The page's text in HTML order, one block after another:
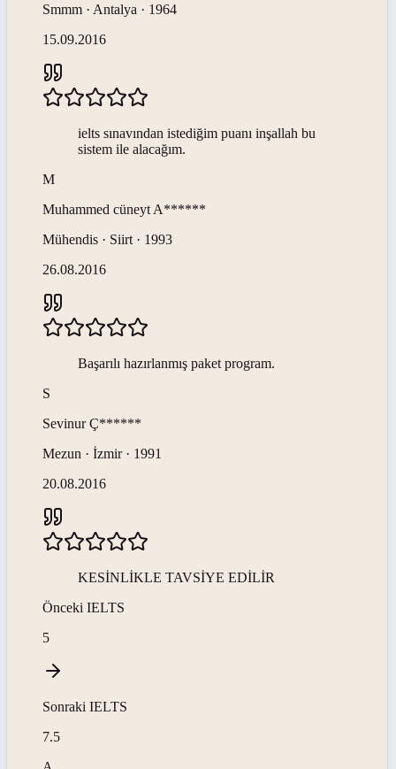
Smmm · Antalya · 1964
15.09.2016
ielts sınavından istediğim puanı inşallah bu
sistem ile alacağım.
M
Muhammed cüneyt A******
Mühendis · Siirt · 1993
26.08.2016
Başarılı hazırlanmış paket program.
S
Sevinur Ç******
Mezun · İzmir · 1991
20.08.2016
KESİNLİKLE TAVSİYE EDİLİR
Önceki IELTS
5
Sonraki IELTS
7.5